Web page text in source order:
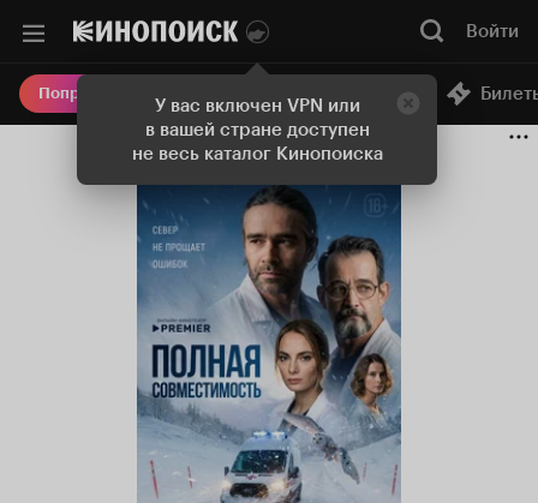
У вас включен VPN или
в вашей стране доступен
не весь каталог Кинопоиска
Войти
Попробовать Плюс Онлайн-кинотеатр